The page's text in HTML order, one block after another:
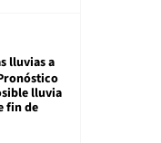
lluvias a
lluvia
fin de